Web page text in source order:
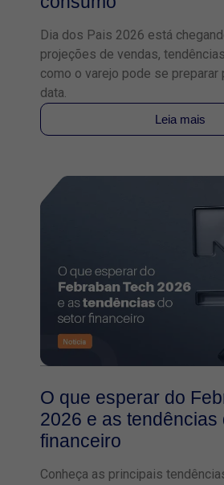
Dia dos Pais 2026 está
projeções de vendas,
como o varejo pode se preparar
data.
Leia mais
O que esperar do
2026 e as tendências
financeiro
Conheça as principais